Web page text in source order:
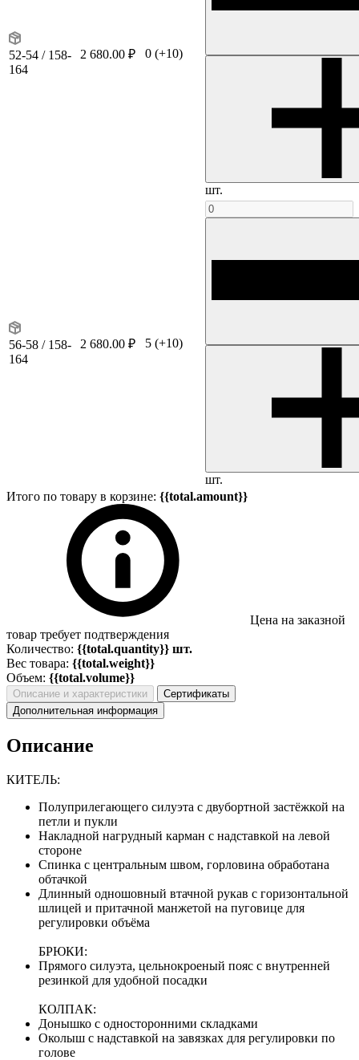
52-54 / 158-
164
2 680.00 ₽ 0 (+10)
шт.
56-58 / 158-
164
2 680.00 ₽ 5 (+10)
шт.
Итого по товару в корзине: {{total.amount}}
Цена на заказной
товар требует подтверждения
Количество: {{total.quantity}} шт.
Вес товара: {{total.weight}}
Объем: {{total.volume}}
Описание и характеристики
Сертификаты
Дополнительная информация
Описание
КИТЕЛЬ:
Полуприлегающего силуэта с двубортной застёжкой на
петли и пукли
Накладной нагрудный карман с надставкой на левой
стороне
Спинка с центральным швом, горловина обработана
обтачкой
Длинный одношовный втачной рукав с горизонтальной
шлицей и притачной манжетой на пуговице для
регулировки объёма
БРЮКИ:
Прямого силуэта, цельнокроеный пояс с внутренней
резинкой для удобной посадки
КОЛПАК:
Донышко с односторонними складками
Околыш с надставкой на завязках для регулировки по
голове